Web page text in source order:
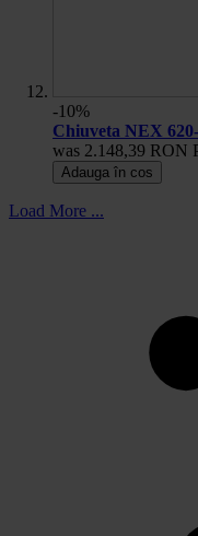
-10%
Chiuveta NEX
was 2.148,39 RON
Adauga în cos
Load More ...